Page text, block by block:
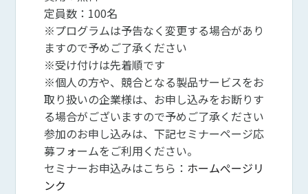
定員数：100名
※プログラムは予告なく変更する場合があり
ますので予めご了承ください
※受け付けは先着順です
※個人の方や、競合となる製品サービスをお
取り扱いの企業様は、お申し込みをお断りす
る場合がございますので予めご了承ください
参加のお申し込みは、下記セミナーページ応
募フォームをご利用ください。
セミナーお申込みはこちら： ホームぺージリ
ンク